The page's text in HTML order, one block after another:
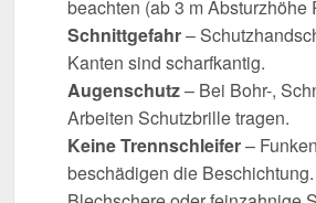
beachten (ab 3 m Absturzhöhe
Schnittgefahr–
Kanten sind scharfkantig.
Augenschutz– Bei Bohr-,
Arbeiten Schutzbrille tragen.
Keine Trennschleifer–
beschädigen die